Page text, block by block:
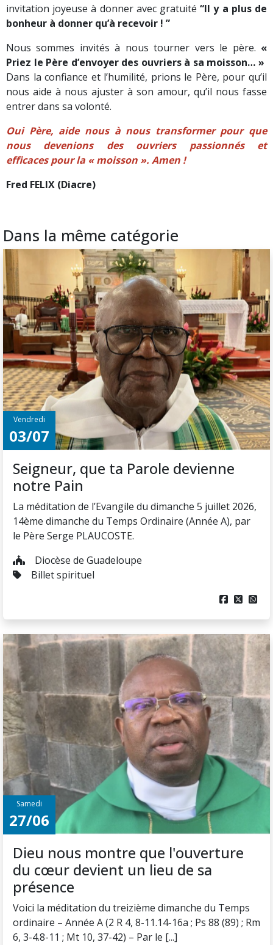
invitation joyeuse à donner avec gratuité“Il y a plus de
bonheur à donner qu’à recevoir ! ”
Nous sommes invités à nous tourner vers le père. «
Priez le Père d’envoyer des ouvriers à sa moisson… »
Dans la confiance et l’humilité, prions le Père, pour qu’il
nous aide à nous ajuster à son amour, qu’il nous fasse
entrer dans sa volonté.
Oui Père, aide nous à nous transformer pour que
nous devenions des ouvriers passionnés et
efficaces pour la « moisson ». Amen !
Fred FELIX (Diacre)
Dans la même catégorie
Vendredi
03/07
Seigneur, que ta Parole devienne
notre Pain
La méditation de l’Evangile du dimanche 5 juillet 2026,
14ème dimanche du Temps Ordinaire (Année A), par
le Père Serge PLAUCOSTE.
Diocèse de Guadeloupe
Billet spirituel
  
Samedi
27/06
Dieu nous montre que l'ouverture
du cœur devient un lieu de sa
présence
Voici la méditation du treizième dimanche du Temps
ordinaire – Année A (2 R 4, 8-11.14-16a ; Ps 88 (89) ; Rm
6, 3-4.8-11 ; Mt 10, 37-42) – Par le [...]